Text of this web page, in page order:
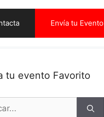
Envía tu Evento
tu evento Favorito